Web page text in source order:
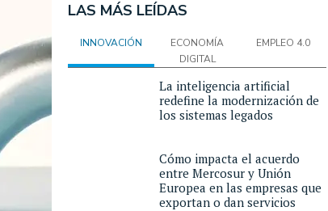
LAS MÁS LEÍDAS
INNOVACIÓN
ECONOMÍA
DIGITAL
EMPLEO 4.0
La inteligencia artificial
redefine la modernización de
los sistemas legados
Cómo impacta el acuerdo
entre Mercosur y Unión
Europea en las empresas que
exportan o dan servicios